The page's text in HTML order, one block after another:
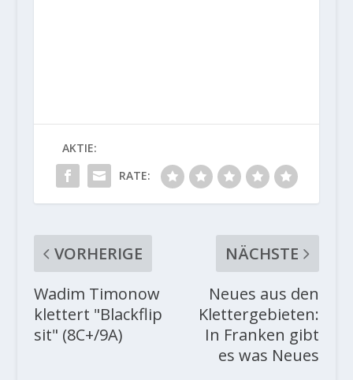
AKTIE:
RATE:
VORHERIGE
Wadim Timonow
klettert "Blackflip
sit" (8C+/9A)
NÄCHSTE
Neues aus den
Klettergebieten:
In Franken gibt
es was Neues